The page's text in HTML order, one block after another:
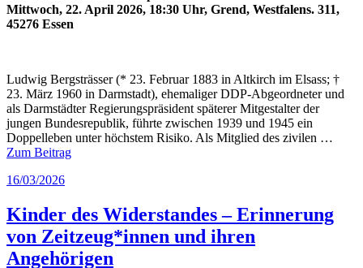
Mittwoch, 22. April 2026, 18:30 Uhr, Grend, Westfalens. 311,
45276 Essen
Ludwig Bergsträsser (* 23. Februar 1883 in Altkirch im Elsass; †
23. März 1960 in Darmstadt), ehemaliger DDP-Abgeordneter und
als Darmstädter Regierungspräsident späterer Mitgestalter der
jungen Bundesrepublik, führte zwischen 1939 und 1945 ein
Doppelleben unter höchstem Risiko. Als Mitglied des zivilen …
Zum Beitrag
Veröffentlicht
16/03/2026
Kinder des Widerstandes – Erinnerung
von Zeitzeug*innen und ihren
Angehörigen